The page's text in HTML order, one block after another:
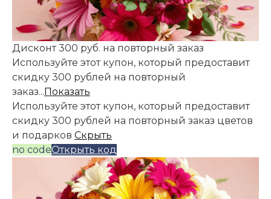
Дисконт 300 руб. на повторный заказ
Используйте этот купон, который предоставит
скидку 300 рублей на повторный
заказ...Показать
Используйте этот купон, который предоставит
скидку 300 рублей на повторный заказ цветов
и подарков Скрыть
no codeОткрыть код